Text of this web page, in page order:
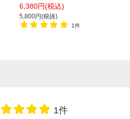
6,380円(税込)
5,800円(税抜)
1件
1件